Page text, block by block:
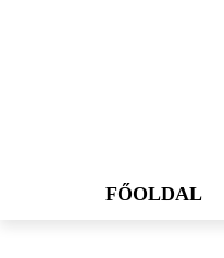
FŐOLDAL